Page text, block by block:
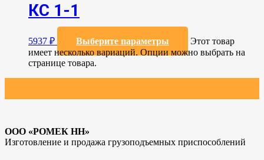
КС 1-1
5937 ₽ Выберите параметры
Этот товар
имеет несколько вариаций. Опции можно выбрать на
странице товара.
ООО «РОМЕК НН»
Изготовление и продажа грузоподъемных приспособлений